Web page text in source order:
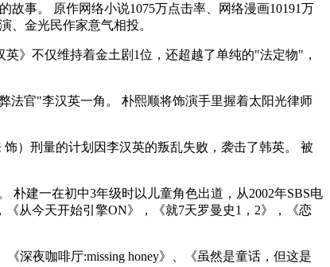
事。 原作网络小说1075万点击率、网络漫画10191万
、金光民作家意气相投。
》不仅维持着金土剧1位，还超越了单纯的"法定物"，
法官"李汉英一角。 朴熙顺将饰演手里握着太阳光律师
）刑量的计划因李汉英的叛乱失败，袭击了韩英。 被
朴建一在初中3年级时以儿童角色出道，从2002年SBS电
从今天开始引擎ON》，《就7天罗曼史1，2》，《恋
深夜咖啡厅:missing honey》、《虽然是童话，但这是